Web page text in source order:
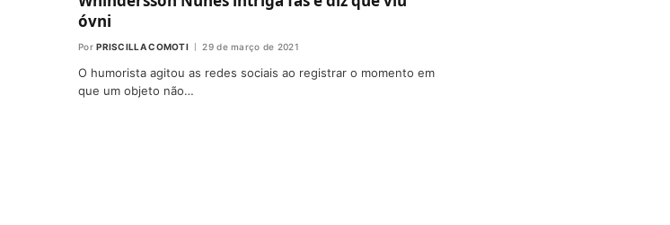
óvni
Por PRISCILLA COMOTI 29 de março de 2021
O humorista agitou as redes sociais ao registrar o momento em
que um objeto não…